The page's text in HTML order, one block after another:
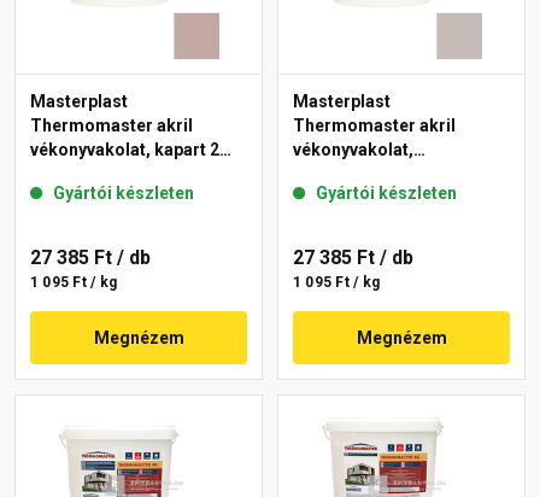
Masterplast
Thermomaster akril
vékonyvakolat, kapart 2
Gyártói készleten
27 385 Ft / db
1 095 Ft / kg
Megnézem
Masterplast
Thermomaster akril
vékonyvakolat,
49-D 25 kg
Gyártói készleten
27 385 Ft / db
1 095 Ft / kg
Megnézem